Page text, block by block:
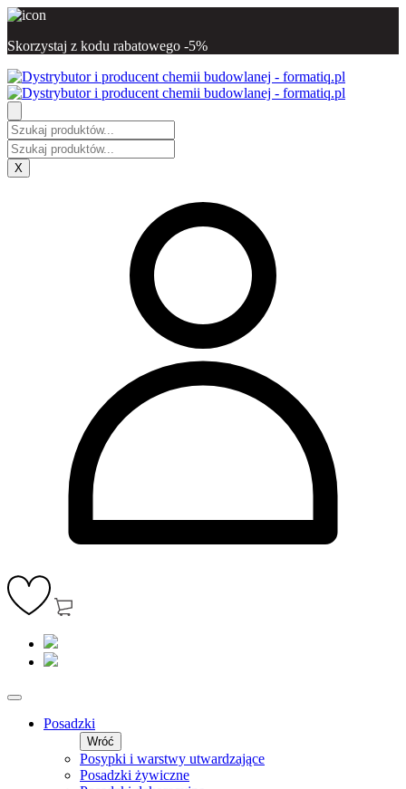
Skorzystaj z kodu rabatowego -5%
X
Posadzki
Wróć
Posypki i warstwy utwardzające
Posadzki żywiczne